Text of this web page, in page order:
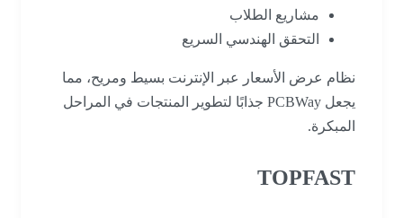
مشاريع الطلاب
التحقق الهندسي السريع
نظام عرض الأسعار عبر الإنترنت بسيط ومريح، مما
يجعل PCBWay جذابًا لتطوير المنتجات في المراحل
المبكرة.
TOPFAST